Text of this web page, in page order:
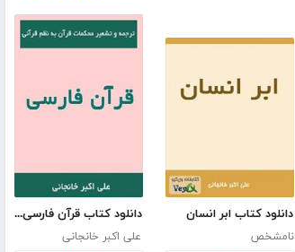
دانلود کتاب ابر انسان
نامشخص
دانلود کتاب قرآن فارسی (به صورت شعر)
علی اکبر خانجانی